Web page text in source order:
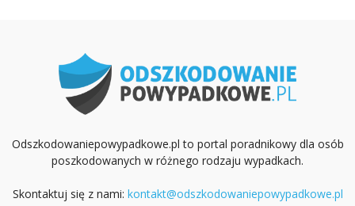
Odszkodowaniepowypadkowe.pl to portal poradnikowy dla osób
poszkodowanych w różnego rodzaju wypadkach.
Skontaktuj się z nami: kontakt@odszkodowaniepowypadkowe.pl